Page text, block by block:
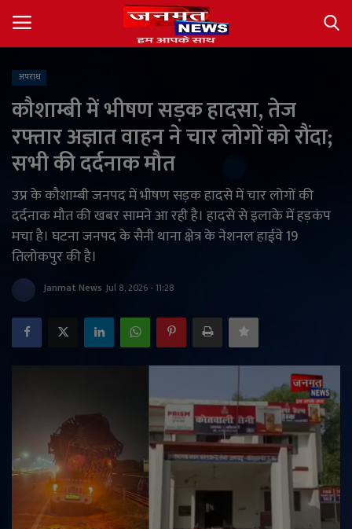
About
देश
अंतर्राष्ट्रीय
राज्य
खेल
अपराध
अपराध
कौशाम्बी में भीषण सड़क हादसा, तेज
रफ्तार अज्ञात वाहन ने चार लोगों को रौंदा;
सभी की दर्दनाक मौत
उप्र के कौशाम्बी जनपद में भीषण सड़क हादसे में चार लोगों की
दर्दनाक मौत की खबर सामने आ रही है। हादसे से इलाके में हड़कंप
मचा है। घटना जनपद के सैनी थाना क्षेत्र के नेशनल हाईवे 19
तिलोकपुर की है।
Janmat News Jul 8, 2026 - 11:28